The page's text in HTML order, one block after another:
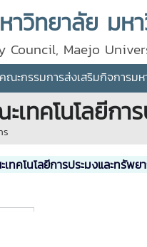
าวิทยาลัย มห
Council, Maejo
คณะกรรมการส่งเสริมกิจการมห
ทคโนโลยีกา
ร
คโนโลยีการประมงและทรัพย